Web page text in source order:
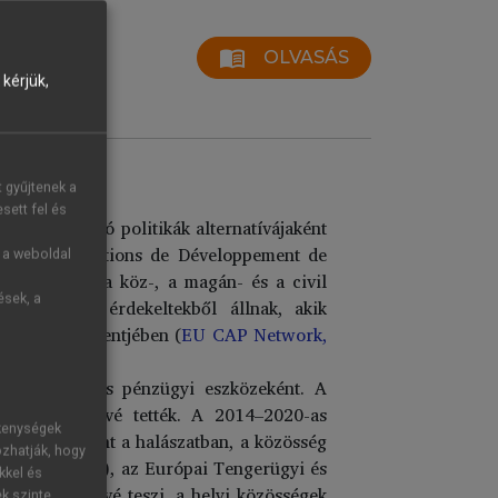
menu_book OLVASÁS
irányuló politikák alternatívájaként
Entre Actions de Développement de
és a köz-, a magán- és a civil
helyi érdekeltekből állnak, akik
menedzsmentjében (EU CAP Network,
különleges pénzügyi eszközeként. A
részévé tették. A 2014–2020-as
valamint a halászatban, a közösség
ként), az Európai Tengerügyi és
a
fel és
weboldal
a
hogy
és